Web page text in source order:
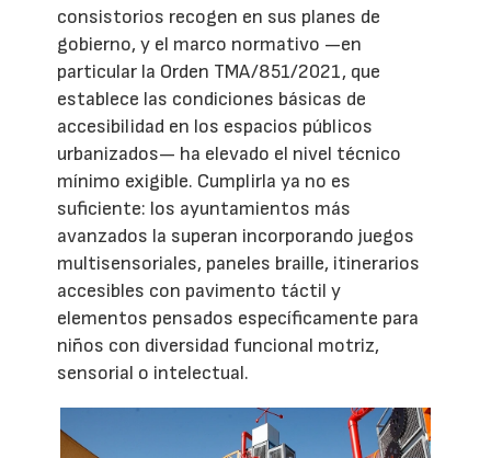
consistorios recogen en sus planes de
gobierno, y el marco normativo —en
particular la Orden TMA/851/2021, que
establece las condiciones básicas de
accesibilidad en los espacios públicos
urbanizados— ha elevado el nivel técnico
mínimo exigible. Cumplirla ya no es
suficiente: los ayuntamientos más
avanzados la superan incorporando juegos
multisensoriales, paneles braille, itinerarios
accesibles con pavimento táctil y
elementos pensados específicamente para
niños con diversidad funcional motriz,
sensorial o intelectual.